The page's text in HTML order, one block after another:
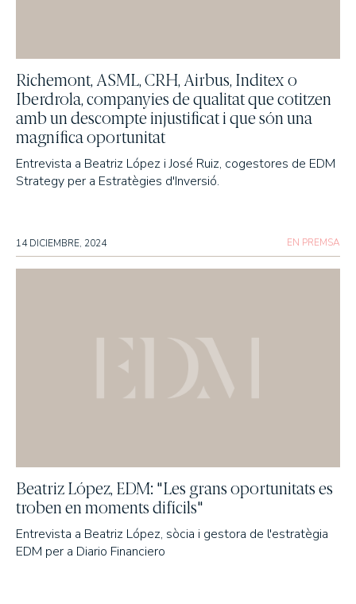
Richemont, ASML, CRH, Airbus, Inditex o
Iberdrola, companyies de qualitat que cotitzen
amb un descompte injustificat i que són una
magnífica oportunitat
Entrevista a Beatriz López i José Ruiz, cogestores de EDM
Strategy per a Estratègies d'Inversió.
14 DICIEMBRE, 2024 EN PREMSA
Beatriz López, EDM: "Les grans oportunitats es
troben en moments difícils"
Entrevista a Beatriz López, sòcia i gestora de l'estratègia
EDM per a Diario Financiero